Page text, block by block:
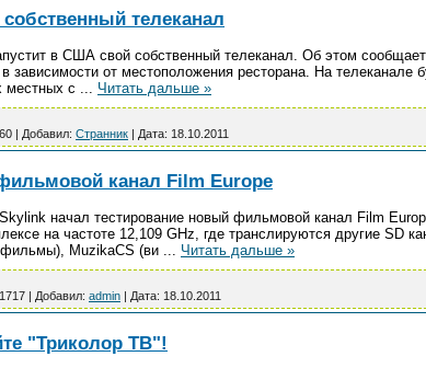
телеканал
в США свой собственный телеканал. Об этом
зависимости от местоположения ресторана. На телеканале
местных с ... Читать дальше »
| Добавил: Странник | Дата: 18.10.2011
канал Film Europe
начал тестирование новый фильмовой канал Film
на частоте 12,109 GHz, где транслируются другие SD
фильмы), MuzikaCS (ви ... Читать дальше »
1717 | Добавил: admin | Дата: 18.10.2011
"Триколор ТВ"!